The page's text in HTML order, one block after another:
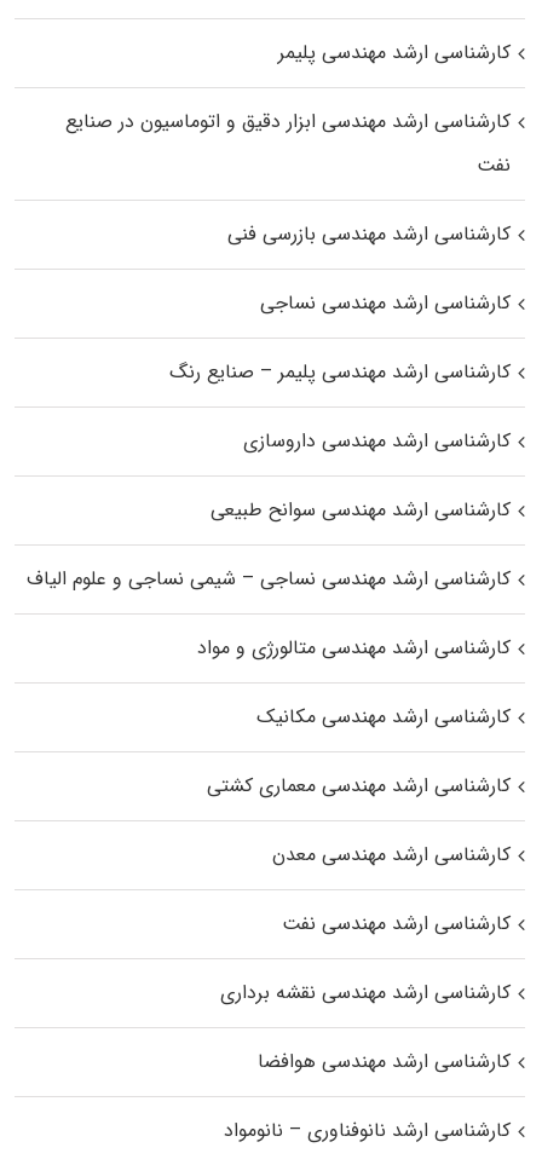
کارشناسی ارشد مهندسی پلیمر
کارشناسی ارشد مهندسی ابزار دقیق و اتوماسیون در صنایع
نفت
کارشناسی ارشد مهندسی بازرسی فنی
کارشناسی ارشد مهندسی نساجی
کارشناسی ارشد مهندسی پلیمر – صنایع رنگ
کارشناسی ارشد مهندسی داروسازی
کارشناسی ارشد مهندسی سوانح طبیعی
کارشناسی ارشد مهندسی نساجی – شیمی نساجی و علوم الیاف
کارشناسی ارشد مهندسی متالورژی و مواد
کارشناسی ارشد مهندسی مکانیک
کارشناسی ارشد مهندسی معماری کشتی
کارشناسی ارشد مهندسی معدن
کارشناسی ارشد مهندسی نفت
کارشناسی ارشد مهندسی نقشه برداری
کارشناسی ارشد مهندسی هوافضا
کارشناسی ارشد نانوفناوری – نانومواد